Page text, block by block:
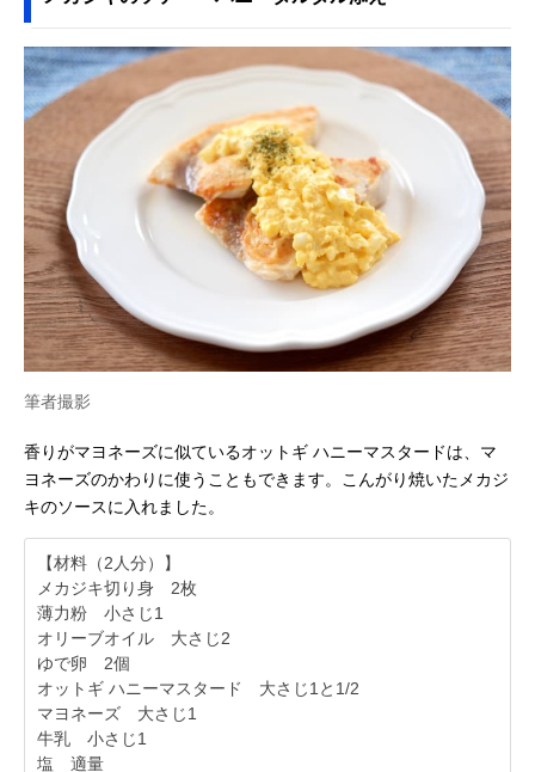
筆者撮影
香りがマヨネーズに似ているオットギ ハニーマスタードは、マ
ヨネーズのかわりに使うこともできます。こんがり焼いたメカジ
キのソースに入れました。
【材料（2人分）】
メカジキ切り身 2枚
薄力粉 小さじ1
オリーブオイル 大さじ2
ゆで卵 2個
オットギ ハニーマスタード 大さじ1と1/2
マヨネーズ 大さじ1
牛乳 小さじ1
塩 適量